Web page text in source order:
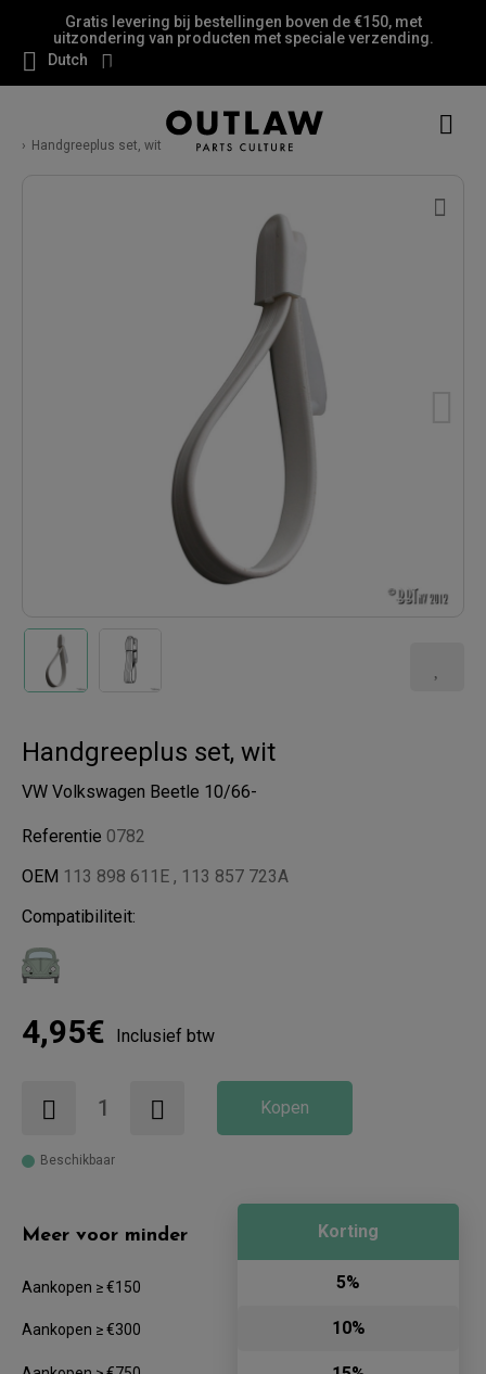
Gratis levering bij bestellingen boven de €150, met
uitzondering van producten met speciale verzending.
Dutch
Handgreeplus set, wit
Handgreeplus set, wit
VW Volkswagen Beetle 10/66-
Referentie 0782
OEM 113 898 611E , 113 857 723A
Compatibiliteit:
4,95€ Inclusief btw
Kopen
Beschikbaar
Meer voor minder
Aankopen ≥ €150
Aankopen ≥ €300
Korting
5%
10%